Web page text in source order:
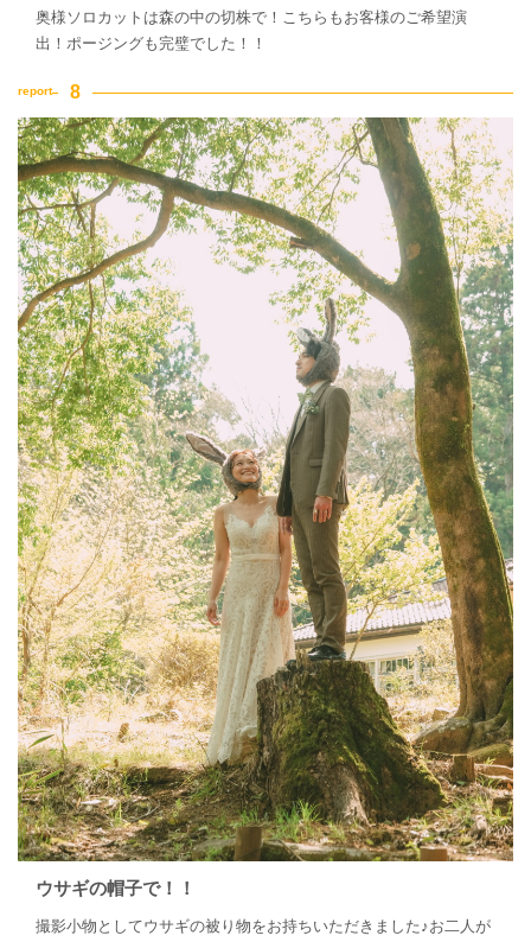
奥様ソロカットは森の中の切株で！こちらもお客様のご希望演
出！ポージングも完璧でした！！
ウサギの帽子で！！
撮影小物としてウサギの被り物をお持ちいただきました♪お二人が